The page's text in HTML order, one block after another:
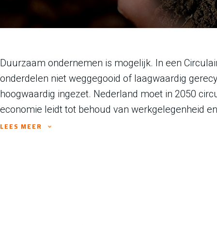
Duurzaam ondernemen is mogelijk. In een
onderdelen niet weggegooid of laagwaardig
hoogwaardig ingezet. Nederland moet in 2050
economie leidt tot behoud van werkgelegenheid
LEES MEER